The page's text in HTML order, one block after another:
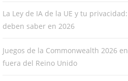
La Ley de IA de la UE y tu
deben saber en 2026
Juegos de la Commonwealth 2026
fuera del Reino Unido